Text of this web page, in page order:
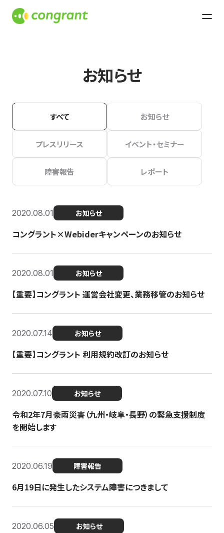
お知らせ
すべて お知らせ
プレスリリース イベント・セミナー
障害報告 レポート
2020.08.01 お知らせ
コングラント×Webiderキャンペーンのお知らせ
2020.08.01 お知らせ
【重要】コングラント 運営会社変更、業務移管のお知らせ
2020.07.14 お知らせ
【重要】コングラント 利用規約改訂のお知らせ
2020.07.10 お知らせ
令和2年7月豪雨災害（九州・岐阜・長野）の緊急支援制度
を開始します
2020.06.19 障害報告
6月19日に発生したシステム障害につきまして
2020.06.05 お知らせ